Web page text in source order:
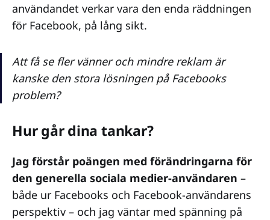
användandet verkar vara den enda räddningen
för Facebook, på lång sikt.
Att få se fler vänner och mindre reklam är
kanske den stora lösningen på Facebooks
problem?
Hur går dina tankar?
Jag förstår poängen med förändringarna för
den generella sociala medier-användaren –
både ur Facebooks och Facebook-användarens
perspektiv – och jag väntar med spänning på